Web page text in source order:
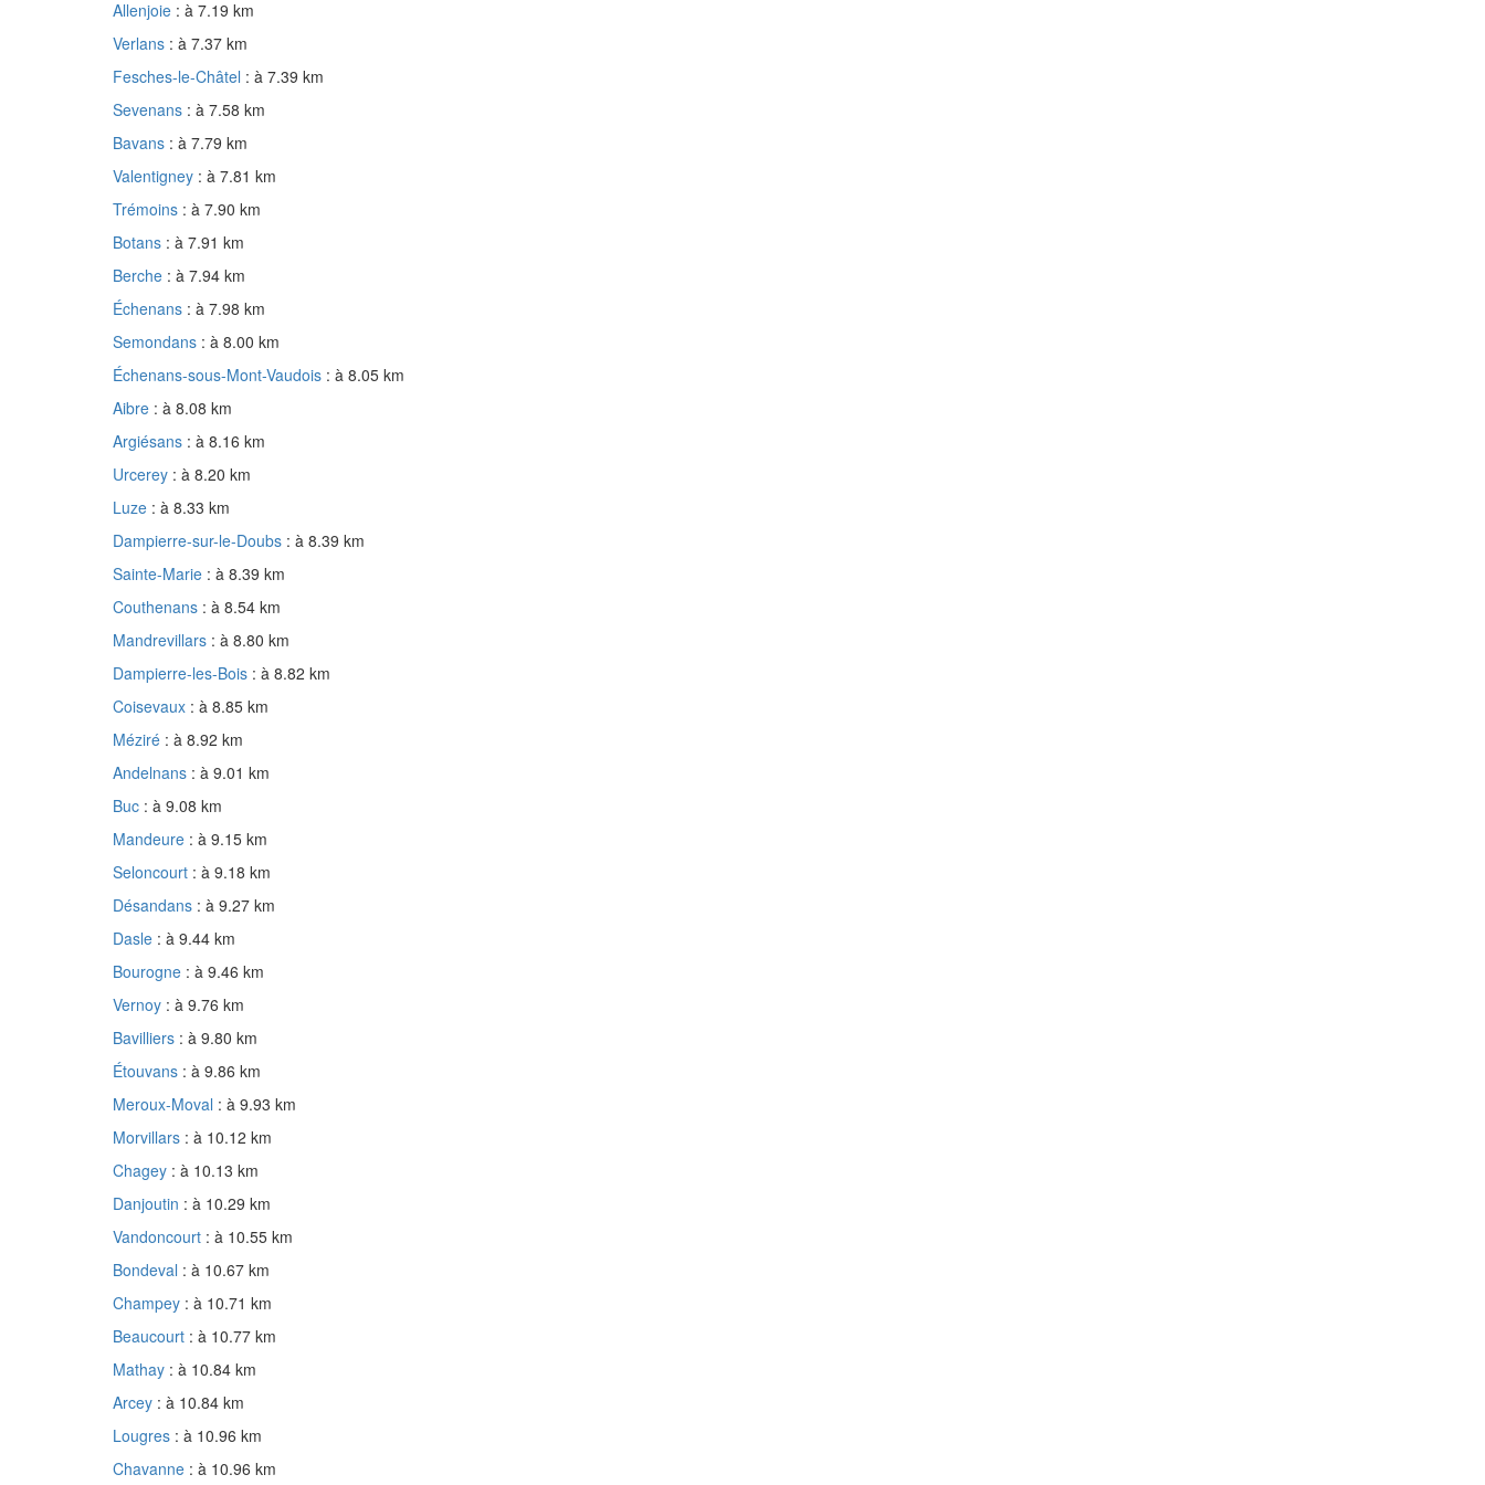
Allenjoie : à 7.19 km
Verlans : à 7.37 km
Fesches-le-Châtel : à 7.39 km
Sevenans : à 7.58 km
Bavans : à 7.79 km
Valentigney : à 7.81 km
Trémoins : à 7.90 km
Botans : à 7.91 km
Berche : à 7.94 km
Échenans : à 7.98 km
Semondans : à 8.00 km
Échenans-sous-Mont-Vaudois : à 8.05 km
Aibre : à 8.08 km
Argiésans : à 8.16 km
Urcerey : à 8.20 km
Luze : à 8.33 km
Dampierre-sur-le-Doubs : à 8.39 km
Sainte-Marie : à 8.39 km
Couthenans : à 8.54 km
Mandrevillars : à 8.80 km
Dampierre-les-Bois : à 8.82 km
Coisevaux : à 8.85 km
Méziré : à 8.92 km
Andelnans : à 9.01 km
Buc : à 9.08 km
Mandeure : à 9.15 km
Seloncourt : à 9.18 km
Désandans : à 9.27 km
Dasle : à 9.44 km
Bourogne : à 9.46 km
Vernoy : à 9.76 km
Bavilliers : à 9.80 km
Étouvans : à 9.86 km
Meroux-Moval : à 9.93 km
Morvillars : à 10.12 km
Chagey : à 10.13 km
Danjoutin : à 10.29 km
Vandoncourt : à 10.55 km
Bondeval : à 10.67 km
Champey : à 10.71 km
Beaucourt : à 10.77 km
Mathay : à 10.84 km
Arcey : à 10.84 km
Lougres : à 10.96 km
Chavanne : à 10.96 km